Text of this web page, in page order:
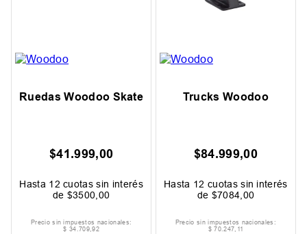
Ruedas Woodoo Skate
$41.999,00
Hasta 12 cuotas sin interés
de $3500 00
Precio sin impuestos nacionales:
$ 34.709,92
Trucks Woodoo
$84.999,00
Hasta 12 cuotas sin interés
de $7084 00
Precio sin impuestos nacionales:
$ 70.247, 11